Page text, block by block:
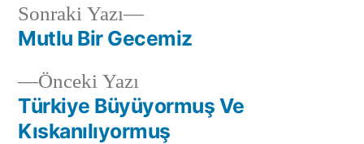
Yazı
gezinmesi
Önceki YazıÖnceki
yazı:
Türkiye Büyüyormuş Ve
Kıskanılıyormuş
Sonraki Yazı
Sonraki
yazı:
Mutlu Bir Gecemiz